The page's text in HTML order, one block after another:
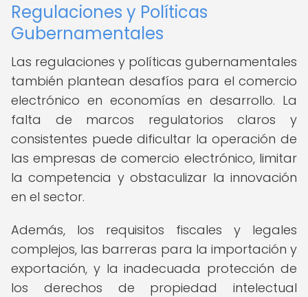
Regulaciones y Políticas
Gubernamentales
Las regulaciones y políticas gubernamentales
también plantean desafíos para el comercio
electrónico en economías en desarrollo. La
falta de marcos regulatorios claros y
consistentes puede dificultar la operación de
las empresas de comercio electrónico, limitar
la competencia y obstaculizar la innovación
en el sector.
Además, los requisitos fiscales y legales
complejos, las barreras para la importación y
exportación, y la inadecuada protección de
los derechos de propiedad intelectual